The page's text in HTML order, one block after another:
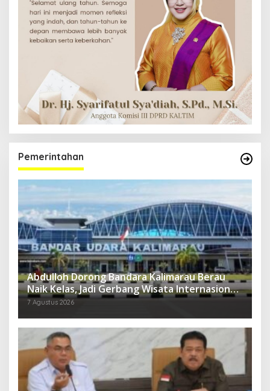
Pemerintahan
Abdulloh Dorong Bandara Kalimarau Berau
Naik Kelas, Jadi Gerbang Wisata Internasional
Kaltim
7 Agustus 2026